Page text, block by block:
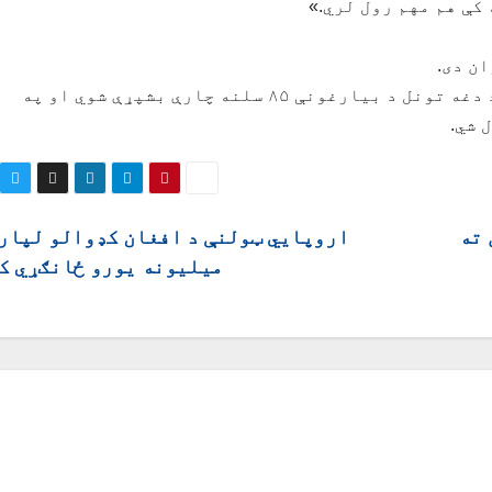
کې هم مهم رول لري.»
دی.
د ټولګټو وزارت د وروستیو شمېرو پر بنسټ، د دغه تونل د بیارغونې ۸۵ سلنه چارې بشپړې شوي او په
شي.
میلیونه یورو ځانګړي
ته